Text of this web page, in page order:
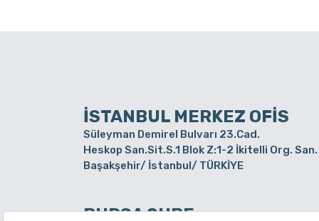
İSTANBUL MERKEZ OFİS
Süleyman Demirel Bulvarı 23.Cad.
Heskop San.Sit.S.1 Blok Z:1-2 İkitelli Org. San.
Başakşehir/ İstanbul/ TÜRKİYE
BURSA ŞUBE